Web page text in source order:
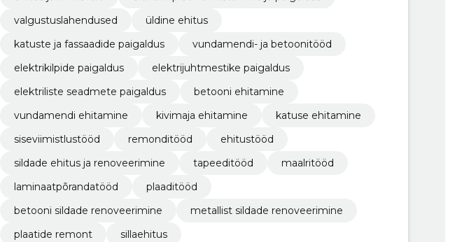
valgustuslahendused
üldine ehitus
katuste ja fassaadide paigaldus
vundamendi- ja betoonitööd
elektrikilpide paigaldus
elektrijuhtmestike paigaldus
elektriliste seadmete paigaldus
betooni ehitamine
vundamendi ehitamine
kivimaja ehitamine
katuse ehitamine
siseviimistlustööd
remonditööd
ehitustööd
sildade ehitus ja renoveerimine
tapeeditööd
maalritööd
laminaatpõrandatööd
plaaditööd
betooni sildade renoveerimine
metallist sildade renoveerimine
plaatide remont
sillaehitus